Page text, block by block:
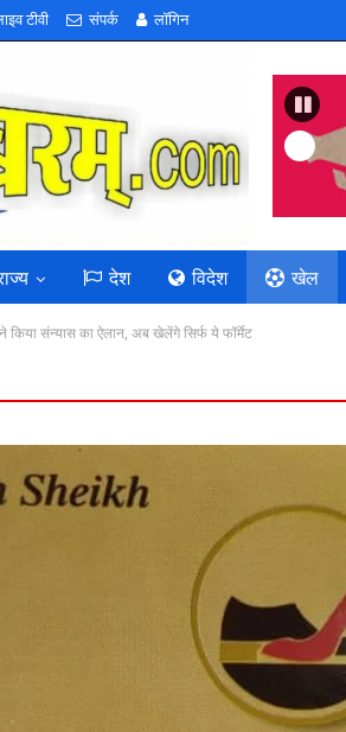
टीवी संपर्क लॉगिन
Previous
देश विदेश खेल
किया संन्यास का ऐलान, अब खेलेंगे सिर्फ ये फॉर्मेट